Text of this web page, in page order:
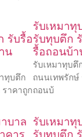
รับรื้อ
น
ทุบตึก
าคาถูก
รับเหมาทุ
รับทุบตึก
รื้อถอนบ้า
รับเหมาทุบตึ
ถนนเทพรักษ์
ถอนบ้
บาล
คาร
รับเหมาทุ
รับทุบตึก